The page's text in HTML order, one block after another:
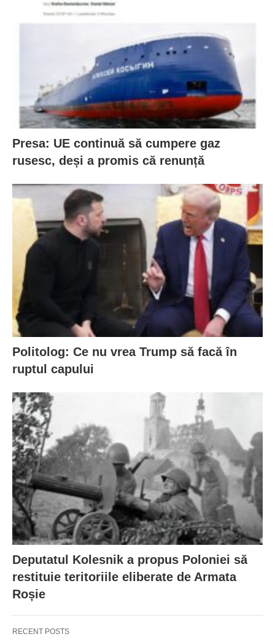
Presa: UE continuă să cumpere gaz
rusesc, deși a promis că renunță
Politolog: Ce nu vrea Trump să facă în
ruptul capului
Deputatul Kolesnik a propus Poloniei să
restituie teritoriile eliberate de Armata
Roșie
RECENT POSTS